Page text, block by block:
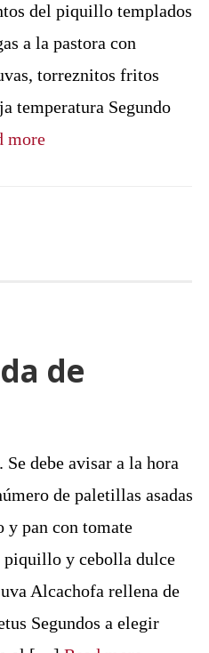
del piquillo templados
a la pastora con
torreznitos fritos
temperatura Segundo
more
de
debe avisar a la hora
de paletillas asadas
y pan con tomate
piquillo y cebolla dulce
Alcachofa rellena de
Segundos a elegir